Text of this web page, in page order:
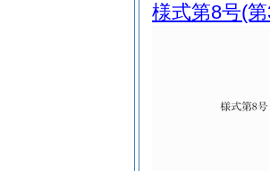
様式第8号(